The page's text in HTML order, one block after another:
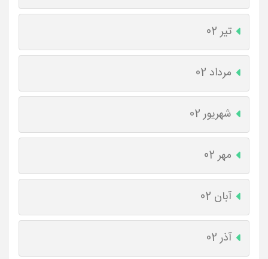
تیر 02
مرداد 02
شهریور 02
مهر 02
آبان 02
آذر 02